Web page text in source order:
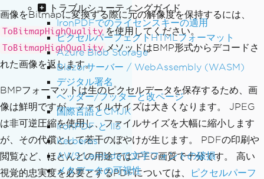
トラブルシューティングガイド
IronPDFでのライセンスキーの適用
ピクセルパーフェクトHTMLフォーマット
Azure Blob Storage
Blazorサーバー / WebAssembly (WASM)
デジタル署名
ヘッダー/フッターと改ページ
国際言語とCMJK
IronPDF と IIS
Kerberos
AWS Lambdaで文字フォントの破損
メタデータの可視性
画像をBitmapに変換する際に元の解像度を保持するには、
ToBitmapHighQuality を使用してください。
ToBitmapHighQuality メソッドはBMP形式からデコードさ
れた画像を返します。
BMPフォーマットは生のピクセルデータを保存するため、画
像は鮮明ですが、ファイルサイズは大きくなります。 JPEG
は非可逆圧縮を使用し、ファイルサイズを大幅に縮小します
が、その代償として若干のぼやけが生じます。 PDFの印刷や
閲覧など、ほとんどの用途ではJPEG画質で十分です。 高い
視覚的忠実度を必要とするPDFについては、
ピクセルパーフ